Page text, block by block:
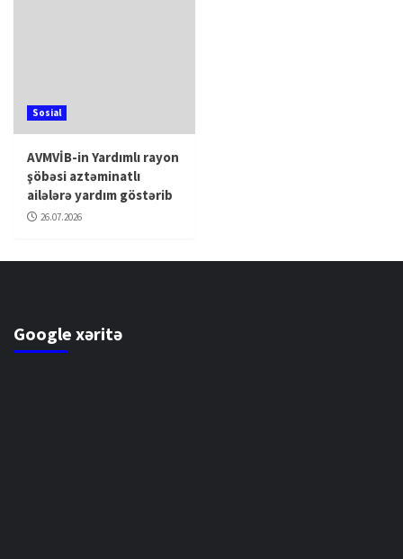
Sosial
AVMVİB-in Yardımlı rayon
şöbəsi aztəminatlı
ailələrə yardım göstərib
26.07.2026
Google xəritə